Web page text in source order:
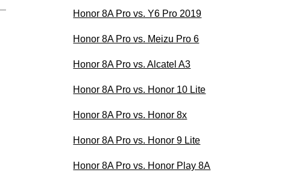
Honor 8A Pro vs. Y6 Pro 2019
Honor 8A Pro vs. Meizu Pro 6
Honor 8A Pro vs. Alcatel A3
Honor 8A Pro vs. Honor 10 Lite
Honor 8A Pro vs. Honor 8x
Honor 8A Pro vs. Honor 9 Lite
Honor 8A Pro vs. Honor Play 8A